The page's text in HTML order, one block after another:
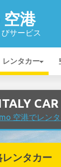
港
サービス
レンタカー
空港でレン
ンタカー